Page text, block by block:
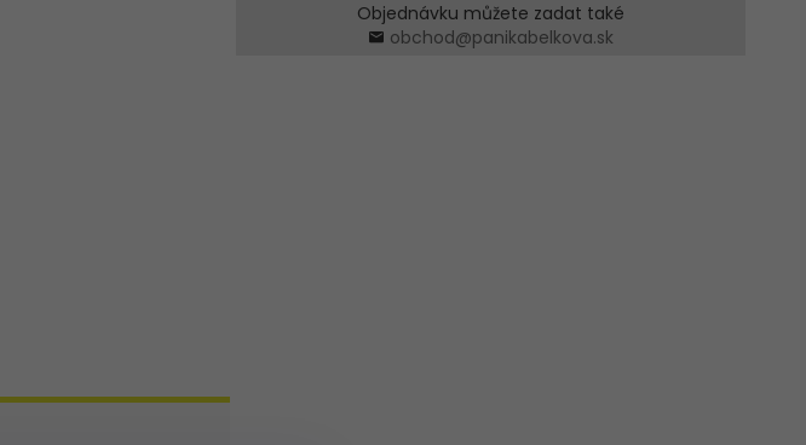
Objednávku můžete zadat také
obchod@panikabelkova.sk